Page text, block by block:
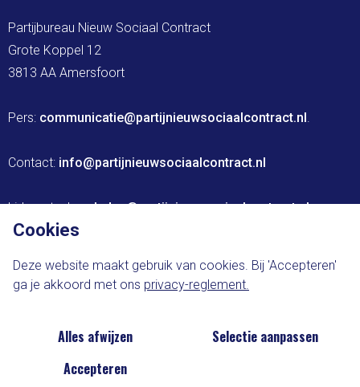
Partijbureau Nieuw Sociaal Contract
Grote Koppel 12
3813 AA Amersfoort
Pers: communicatie@partijnieuwsociaalcontract.nl.
Contact: info@partijnieuwsociaalcontract.nl
Lidmaatschap: leden@partijnieuwsociaalcontract.nl
Cookie-voorkeuren
Cookies
Deze website maakt gebruik van cookies. Bij 'Accepteren'
ga je akkoord met ons privacy-reglement.
Alles afwijzen
Selectie aanpassen
Accepteren